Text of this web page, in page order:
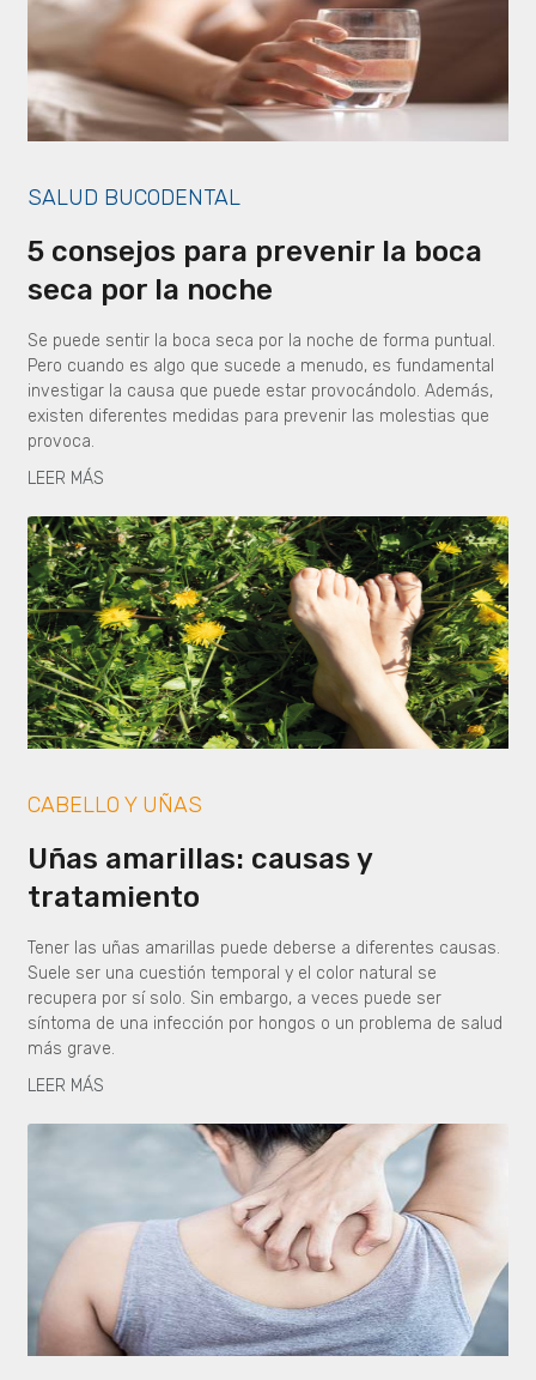
SALUD BUCODENTAL
5 consejos para prevenir la boca
seca por la noche
Se puede sentir la boca seca por la noche de forma puntual.
Pero cuando es algo que sucede a menudo, es fundamental
investigar la causa que puede estar provocándolo. Además,
existen diferentes medidas para prevenir las molestias que
provoca.
LEER MÁS
CABELLO Y UÑAS
Uñas amarillas: causas y
tratamiento
Tener las uñas amarillas puede deberse a diferentes causas.
Suele ser una cuestión temporal y el color natural se
recupera por sí solo. Sin embargo, a veces puede ser
síntoma de una infección por hongos o un problema de salud
más grave.
LEER MÁS